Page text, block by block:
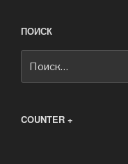
ПОИСК
COUNTER +